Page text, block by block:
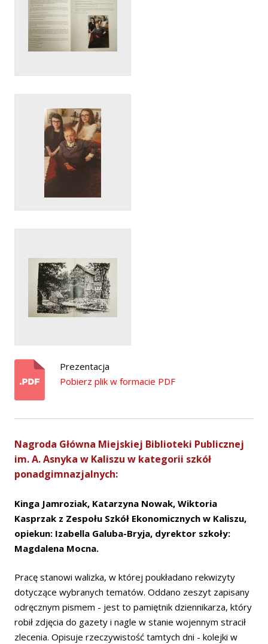
Prezentacja
Pobierz plik w formacie PDF
Nagroda Główna Miejskiej Biblioteki Publicznej
im. A. Asnyka w Kaliszu w kategorii szkół
ponadgimnazjalnych:
Kinga Jamroziak, Katarzyna Nowak, Wiktoria
Kasprzak z Zespołu Szkół Ekonomicznych w Kaliszu,
opiekun: Izabella Galuba-Bryja, dyrektor szkoły:
Magdalena Mocna.
Pracę stanowi walizka, w której poukładano rekwizyty
dotyczące wybranych tematów. Oddano zeszyt zapisany
odręcznym pismem - jest to pamiętnik dziennikarza, który
robił zdjęcia do gazety i nagle w stanie wojennym stracił
zlecenia. Opisuje rzeczywistość tamtych dni - kolejki w